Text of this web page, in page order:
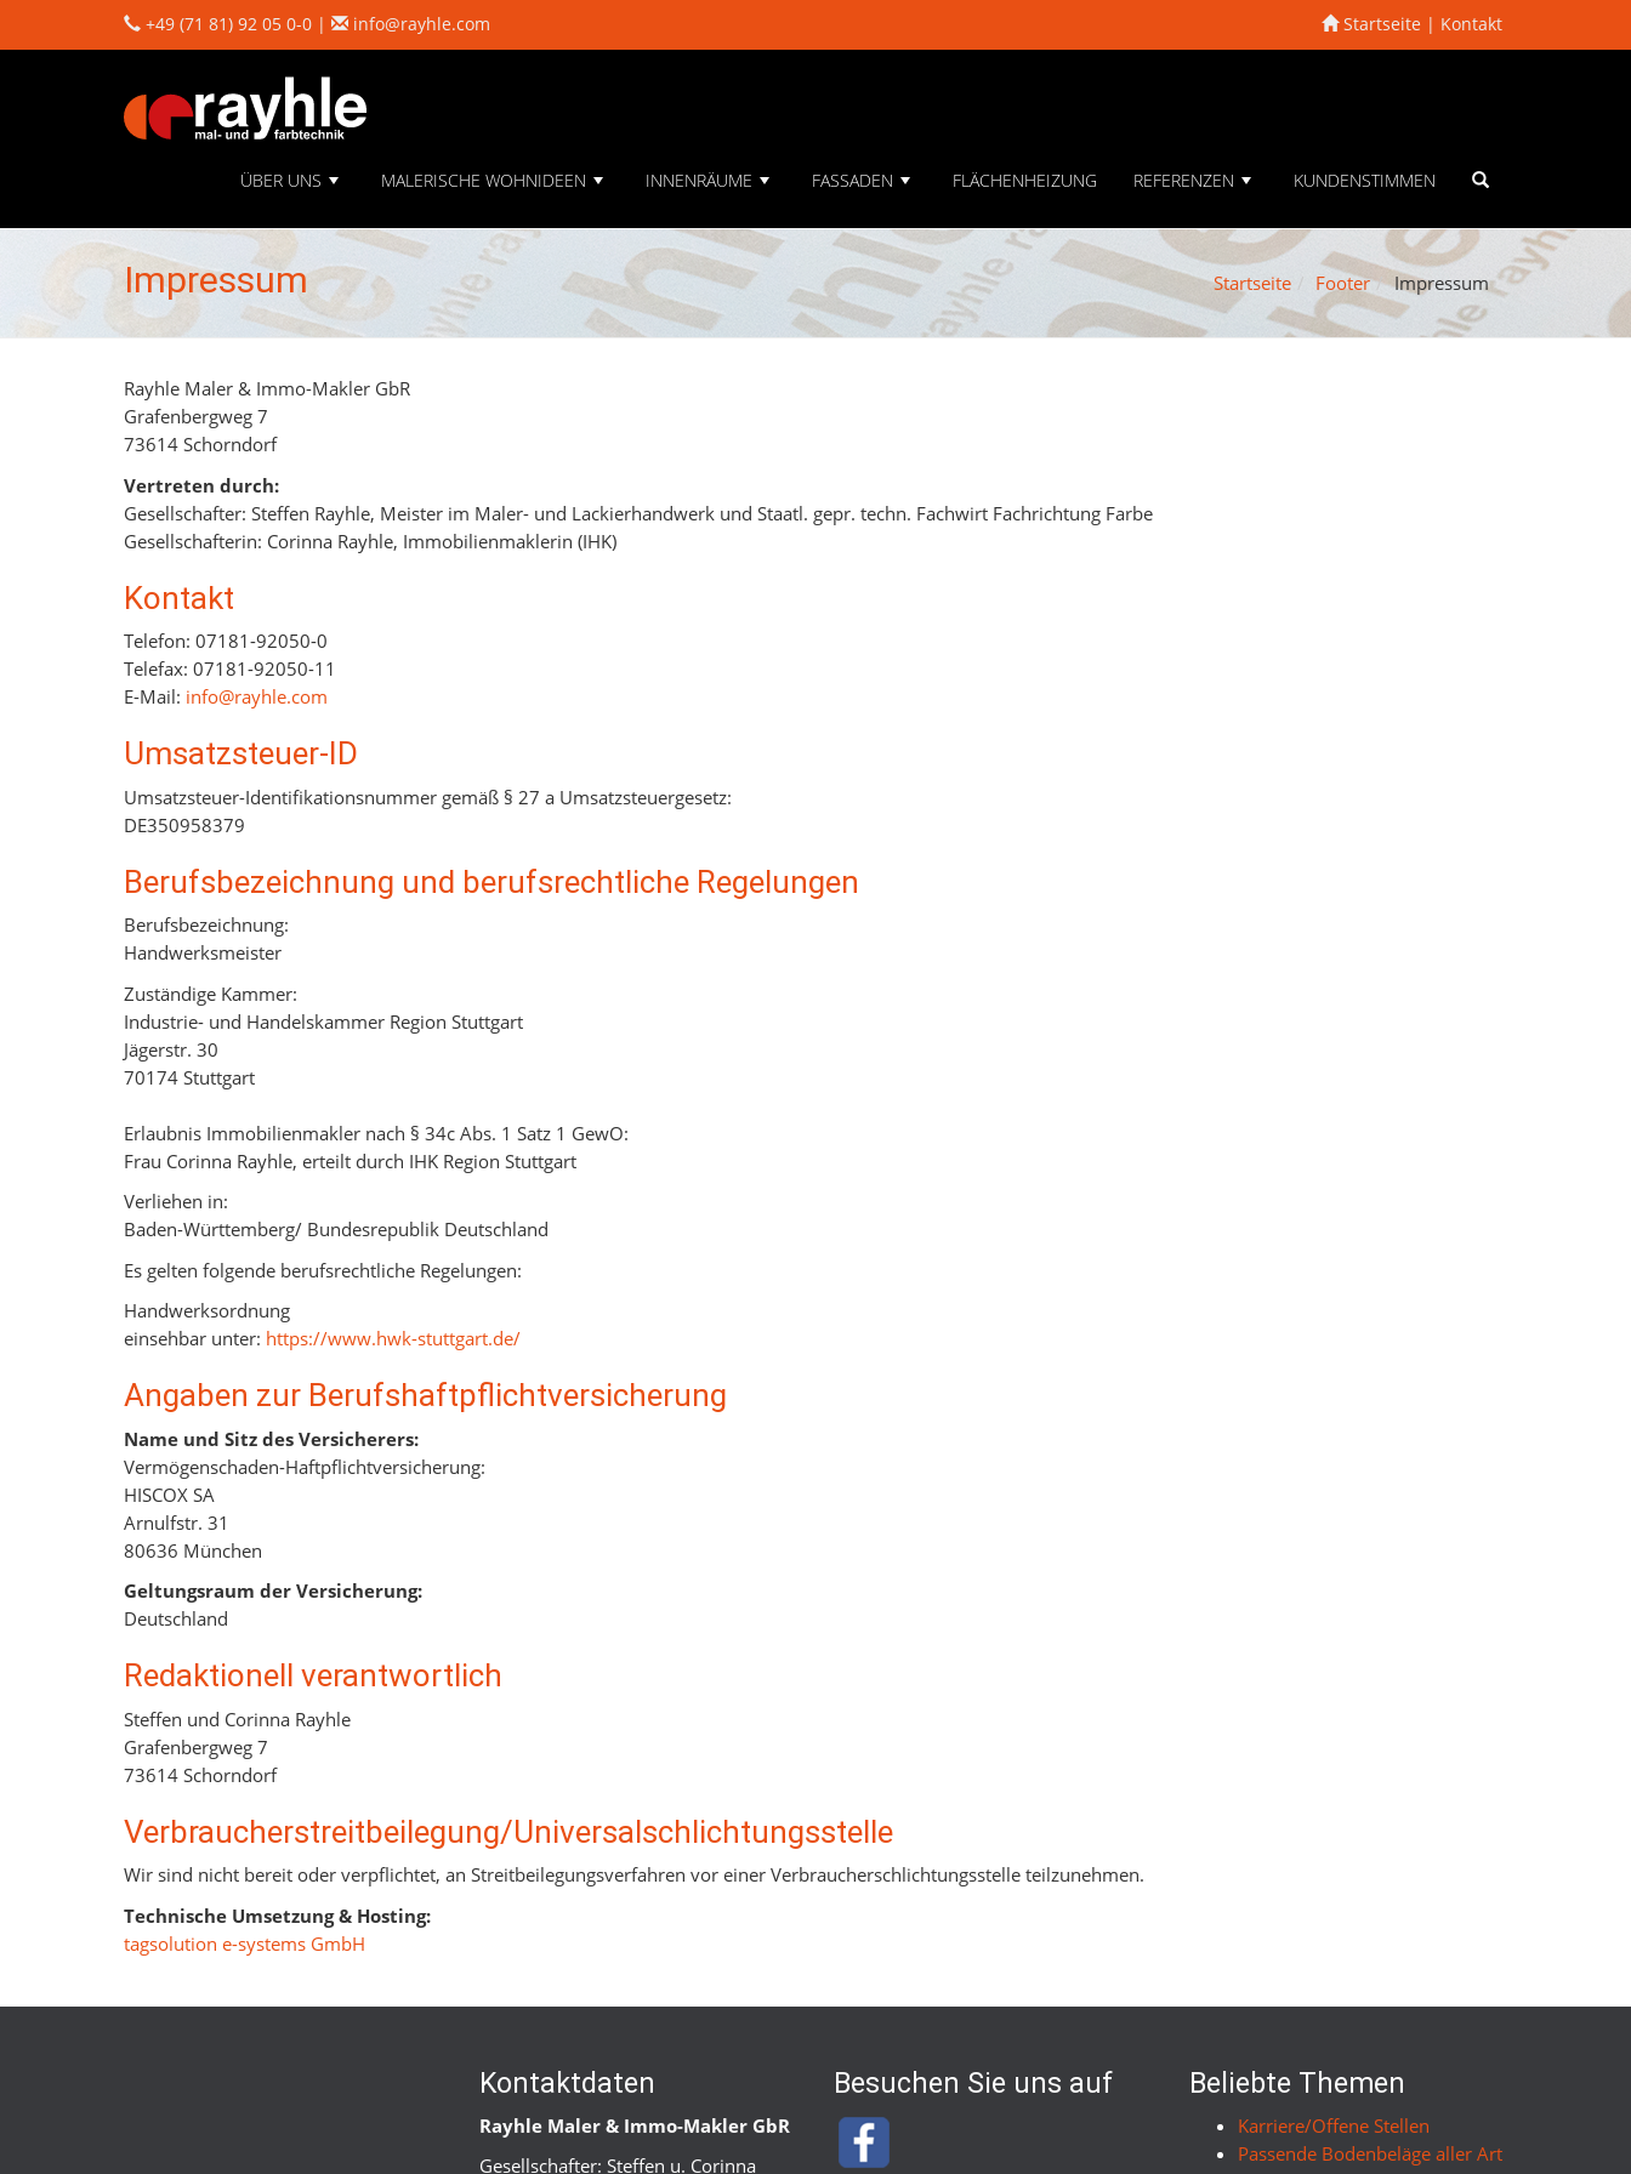
+49 (71 81) 92 05 0-0 | info@rayhle.com Startseite Kontakt
ÜBER UNS MALERISCHE WOHNIDEEN INNENRÄUME FASSADEN FLÄCHENHEIZUNG REFERENZEN KUNDENSTIMMEN
Impressum Startseite Footer Impressum
Rayhle Maler & Immo-Makler GbR
Grafenbergweg 7
73614 Schorndorf
Vertreten durch:
Gesellschafter: Steffen Rayhle, Meister im Maler- und Lackierhandwerk und Staatl. gepr. techn. Fachwirt Fachrichtung Farbe
Gesellschafterin: Corinna Rayhle, Immobilienmaklerin (IHK)
Kontakt
Telefon: 07181-92050-0
Telefax: 07181-92050-11
E-Mail: info@rayhle.com
Umsatzsteuer-ID
Umsatzsteuer-Identifikationsnummer gemäß § 27 a Umsatzsteuergesetz:
DE350958379
Berufsbezeichnung und berufsrechtliche Regelungen
Berufsbezeichnung:
Handwerksmeister
Zuständige Kammer:
Industrie- und Handelskammer Region Stuttgart
Jägerstr. 30
70174 Stuttgart
Erlaubnis Immobilienmakler nach § 34c Abs. 1 Satz 1 GewO:
Frau Corinna Rayhle, erteilt durch IHK Region Stuttgart
Verliehen in:
Baden-Württemberg/ Bundesrepublik Deutschland
Es gelten folgende berufsrechtliche Regelungen:
Handwerksordnung
einsehbar unter: https://www.hwk-stuttgart.de/
Angaben zur Berufs­haftpflicht­versicherung
Name und Sitz des Versicherers:
Vermögenschaden-Haftpflichtversicherung:
HISCOX SA
Arnulfstr. 31
80636 München
Geltungsraum der Versicherung:
Deutschland
Redaktionell verantwortlich
Steffen und Corinna Rayhle
Grafenbergweg 7
73614 Schorndorf
Verbraucher­streit­beilegung/Universal­schlichtungs­stelle
Wir sind nicht bereit oder verpflichtet, an Streitbeilegungsverfahren vor einer Verbraucherschlichtungsstelle teilzunehmen.
Technische Umsetzung & Hosting:
tagsolution e-systems GmbH
Kontaktdaten
Rayhle Maler & Immo-Makler GbR
Gesellschafter: Steffen u. Corinna
Besuchen Sie uns auf Beliebte Themen
Karriere/Offene Stellen
Passende Bodenbeläge aller Art